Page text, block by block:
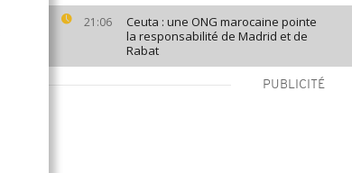
21:06
Ceuta : une ONG marocaine pointe
la responsabilité de Madrid et de
Rabat
PUBLICITÉ